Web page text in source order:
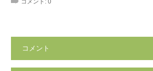
コメント: 0
コメント